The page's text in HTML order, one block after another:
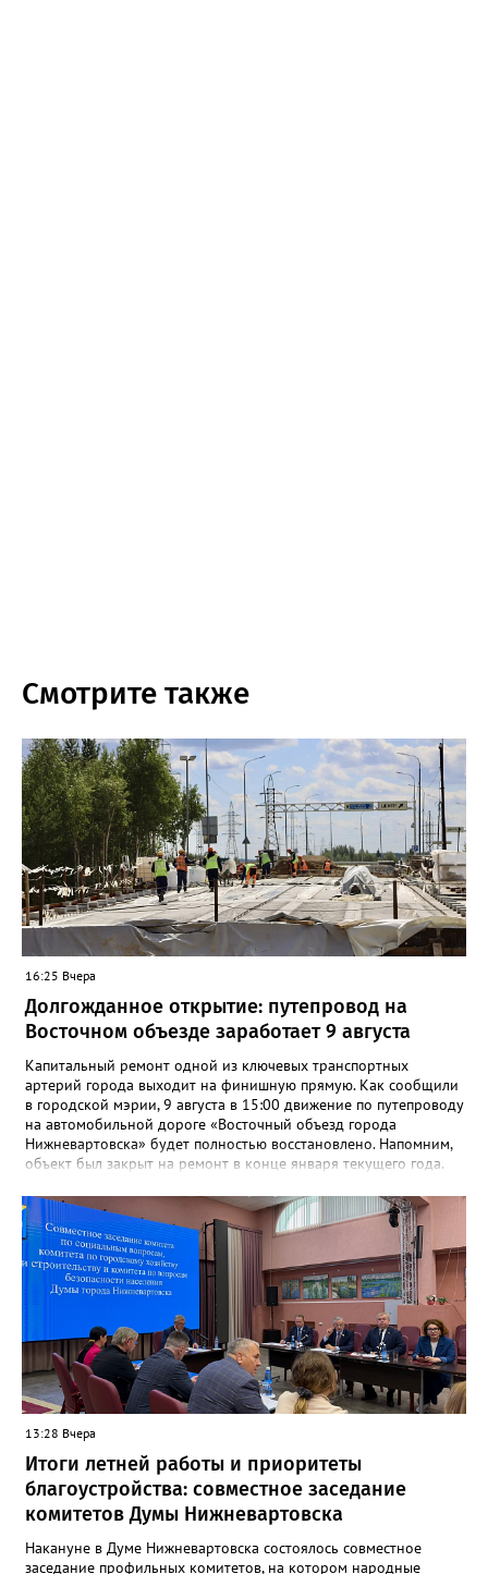
Смотрите также
16:25 Вчера
Долгожданное открытие: путепровод на
Восточном объезде заработает 9 августа
Капитальный ремонт одной из ключевых транспортных
артерий города выходит на финишную прямую. Как сообщили
в городской мэрии, 9 августа в 15:00 движение по путепроводу
на автомобильной дороге «Восточный объезд города
Нижневартовска» будет полностью восстановлено. Напомним,
объект был закрыт на ремонт в конце января текущего года.
августа в 15 часов возобновится движение транспортных
средств по путепроводу на автомобильной дороге «Восточный
объезд города Нижневартовска»»,- сказано в сообщении.
Путепровод на Восточном объезде — важнейшая транспортная
артерия, соединяющая Нижневартовск с региональной
трассой. Он пропускает значительный поток транспорта и
связывает город с другими муниципалитетами округа и
Томской областью. После открытия движение по восточному
направлению серьёзно разгрузится. Водителей просят
соблюдать правила дорожного движения и быть
внимательными за рулём.
13:28 Вчера
Итоги летней работы и приоритеты
благоустройства: совместное заседание
комитетов Думы Нижневартовска
Накануне в Думе Нижневартовска состоялось совместное
заседание профильных комитетов, на котором народные